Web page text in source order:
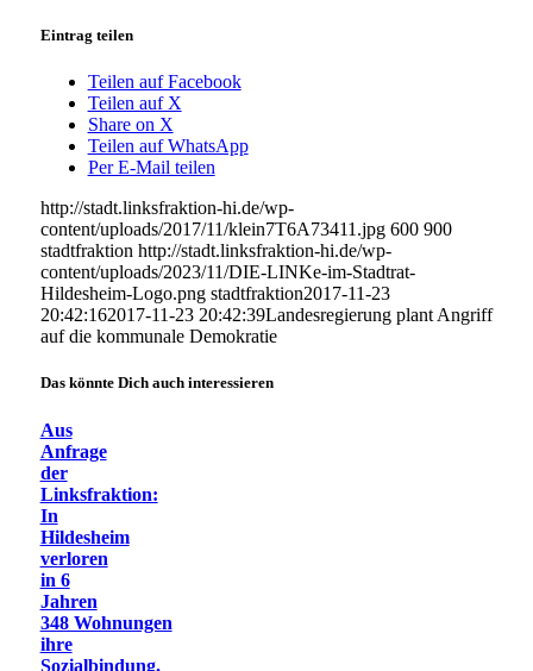
Eintrag teilen
Teilen auf Facebook
Teilen auf X
Share on X
Teilen auf WhatsApp
Per E-Mail teilen
http://stadt.linksfraktion-hi.de/wp-
content/uploads/2017/11/klein7T6A73411.jpg 600 900
stadtfraktion http://stadt.linksfraktion-hi.de/wp-
content/uploads/2023/11/DIE-LINKe-im-Stadtrat-
Hildesheim-Logo.png stadtfraktion2017-11-23
20:42:162017-11-23 20:42:39Landesregierung plant Angriff
auf die kommunale Demokratie
Das könnte Dich auch interessieren
Aus
Anfrage
der
Linksfraktion:
In
Hildesheim
verloren
in 6
Jahren
348 Wohnungen
ihre
Sozialbindung.